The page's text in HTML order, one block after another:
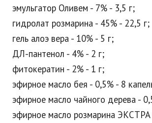
эмульгатор Оливем - 7% - 3,5 г;
гидролат розмарина - 45% - 22,5 г;
гель алоэ вера - 10% - 5 г;
ДЛ-пантенол - 4% - 2 г;
фитокератин - 2% - 1 г;
эфирное масло бея - 0,5% - 8
эфирное масло чайного дерева -
эфирное масло розмарина ЭКСТРА